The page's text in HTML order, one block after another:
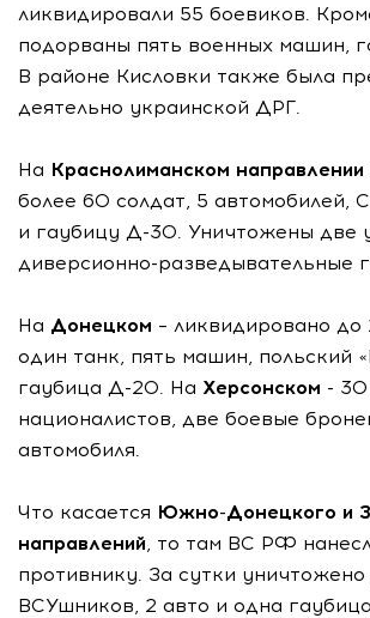
ликвидировали 55 боевиков.
подорваны пять военных машин,
В районе Кисловки также была
деятельно украинской ДРГ.
На Краснолиманском направлении
более 60 солдат, 5 автомобилей,
и гаубицу Д-30. Уничтожены две
диверсионно-разведывательные
На Донецком – ликвидировано до
один танк, пять машин, польский
гаубица Д-20. На Херсонском - 30
националистов, две боевые
автомобиля.
Что касается Южно-Донецкого и
направлений, то там ВС РФ
противнику. За сутки
ВСУшников, 2 авто и одна